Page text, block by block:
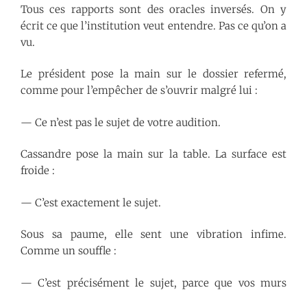
Tous ces rapports sont des oracles inversés. On y
écrit ce que l’institution veut entendre. Pas ce qu’on a
vu.
Le président pose la main sur le dossier refermé,
comme pour l’empêcher de s’ouvrir malgré lui :
— Ce n’est pas le sujet de votre audition.
Cassandre pose la main sur la table. La surface est
froide :
— C’est exactement le sujet.
Sous sa paume, elle sent une vibration infime.
Comme un souffle :
— C’est précisément le sujet, parce que vos murs